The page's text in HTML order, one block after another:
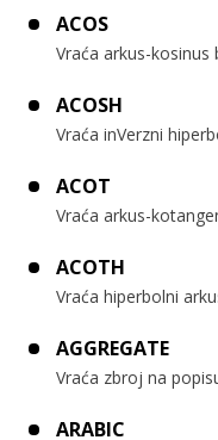
ACOS
Vraća arkus-kosinus
ACOSH
Vraća inVerzni
ACOT
Vraća arkus-
ACOTH
Vraća hiperbolni
AGGREGATE
Vraća zbroj na
ARABIC